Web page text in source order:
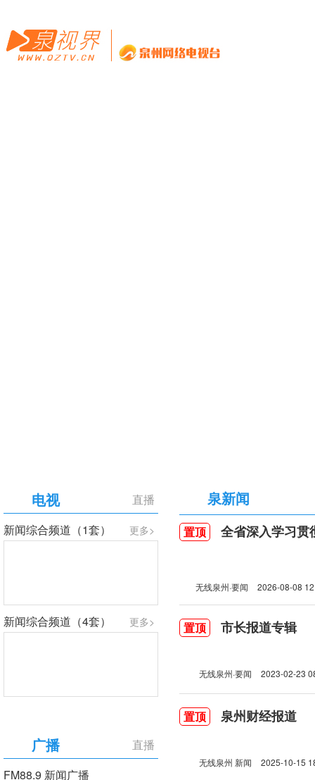
直播
电视
更多>
新闻综合频道（1套）
更多>
新闻综合频道（4套）
直播
广播
FM88.9 新闻广播
泉新闻
置顶 全省深入学习贯彻习
无线泉州·要闻 2026-08-08
置顶 市长报道专辑
无线泉州·要闻 2023-02-23
置顶 泉州财经报道
无线泉州 新闻 2025-10-15